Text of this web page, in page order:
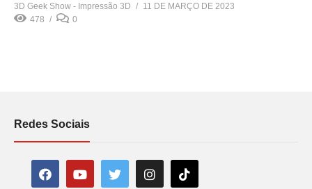
3D Geek Show - Impressão 3D
11 DE MARÇO DE 2023
478
0
Redes Sociais